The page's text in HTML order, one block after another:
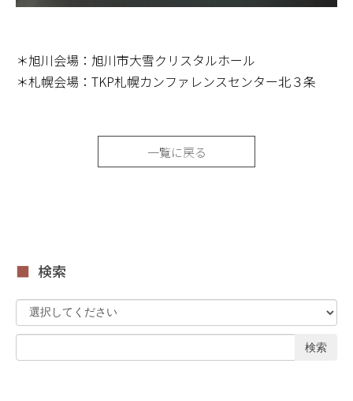
＊旭川会場：旭川市大雪クリスタルホール
＊札幌会場：TKP札幌カンファレンスセンター北３条
一覧に戻る
検索
検索